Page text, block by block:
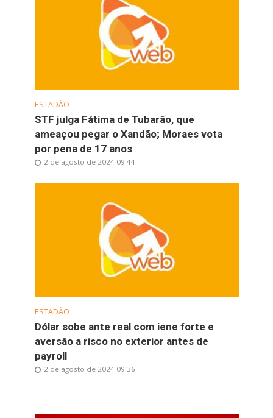
ESTADÃO
STF julga Fátima de Tubarão, que
ameaçou pegar o Xandão; Moraes vota
por pena de 17 anos
2 de agosto de 2024 09:44
ESTADÃO
Dólar sobe ante real com iene forte e
aversão a risco no exterior antes de
payroll
2 de agosto de 2024 09:36